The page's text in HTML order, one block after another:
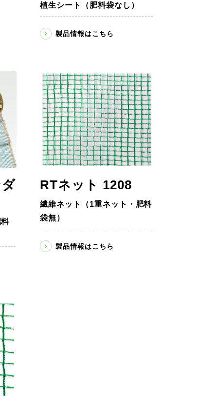
植生シート（肥料袋なし）
製品情報はこちら
RTネット 1208
繊維ネット（1重ネット・肥料
袋無）
製品情報はこちら